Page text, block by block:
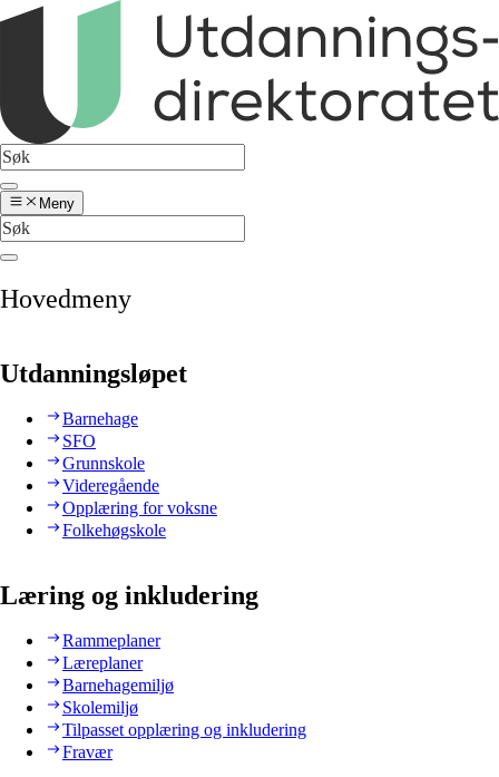
Meny
Hovedmeny
Utdanningsløpet
Barnehage
SFO
Grunnskole
Videregående
Opplæring for voksne
Folkehøgskole
Læring og inkludering
Rammeplaner
Læreplaner
Barnehagemiljø
Skolemiljø
Tilpasset opplæring og inkludering
Fravær